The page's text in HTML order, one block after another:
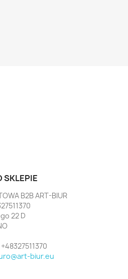
SKLEPIE
B2B ART-BIUR
22 D
+48327511370
biur.eu